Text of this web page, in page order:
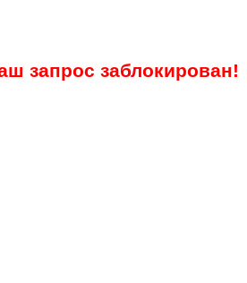
запрос заблокирован!